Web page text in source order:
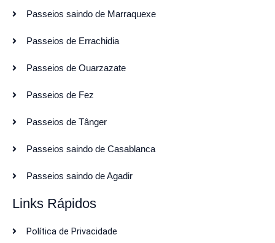
Passeios saindo de Marraquexe
Passeios de Errachidia
Passeios de Ouarzazate
Passeios de Fez
Passeios de Tânger
Passeios saindo de Casablanca
Passeios saindo de Agadir
Links Rápidos
Política de Privacidade